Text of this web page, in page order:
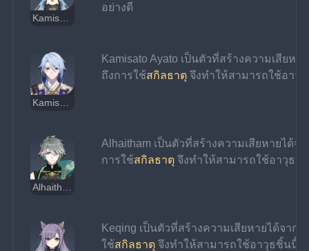
อย่างดี
Kamisato Ayato เป็นตัวที่สร้างความเสียห
ถึงการใช้สกิลธาตุ จึงทำให้สามารถใช้อาวุ
Alhaitham เป็นตัวที่สร้างความเสียหายได้จ
การใช้สกิลธาตุ จึงทำให้สามารถใช้อาวุธชิ้
Keqing เป็นตัวที่สร้างความเสียหายได้จาก
ใช้สกิลธาตุ จึงทำให้สามารถใช้อาวุธชิ้นนี้ไ